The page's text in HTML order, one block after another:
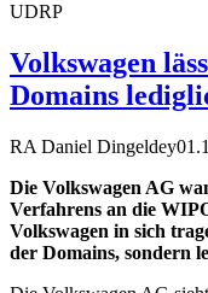
UDRP
Volkswagen
Domains
RA Daniel Dingeldey
Die Volkswagen AG
Verfahrens an die
Volkswagen in sich
der Domains, sondern